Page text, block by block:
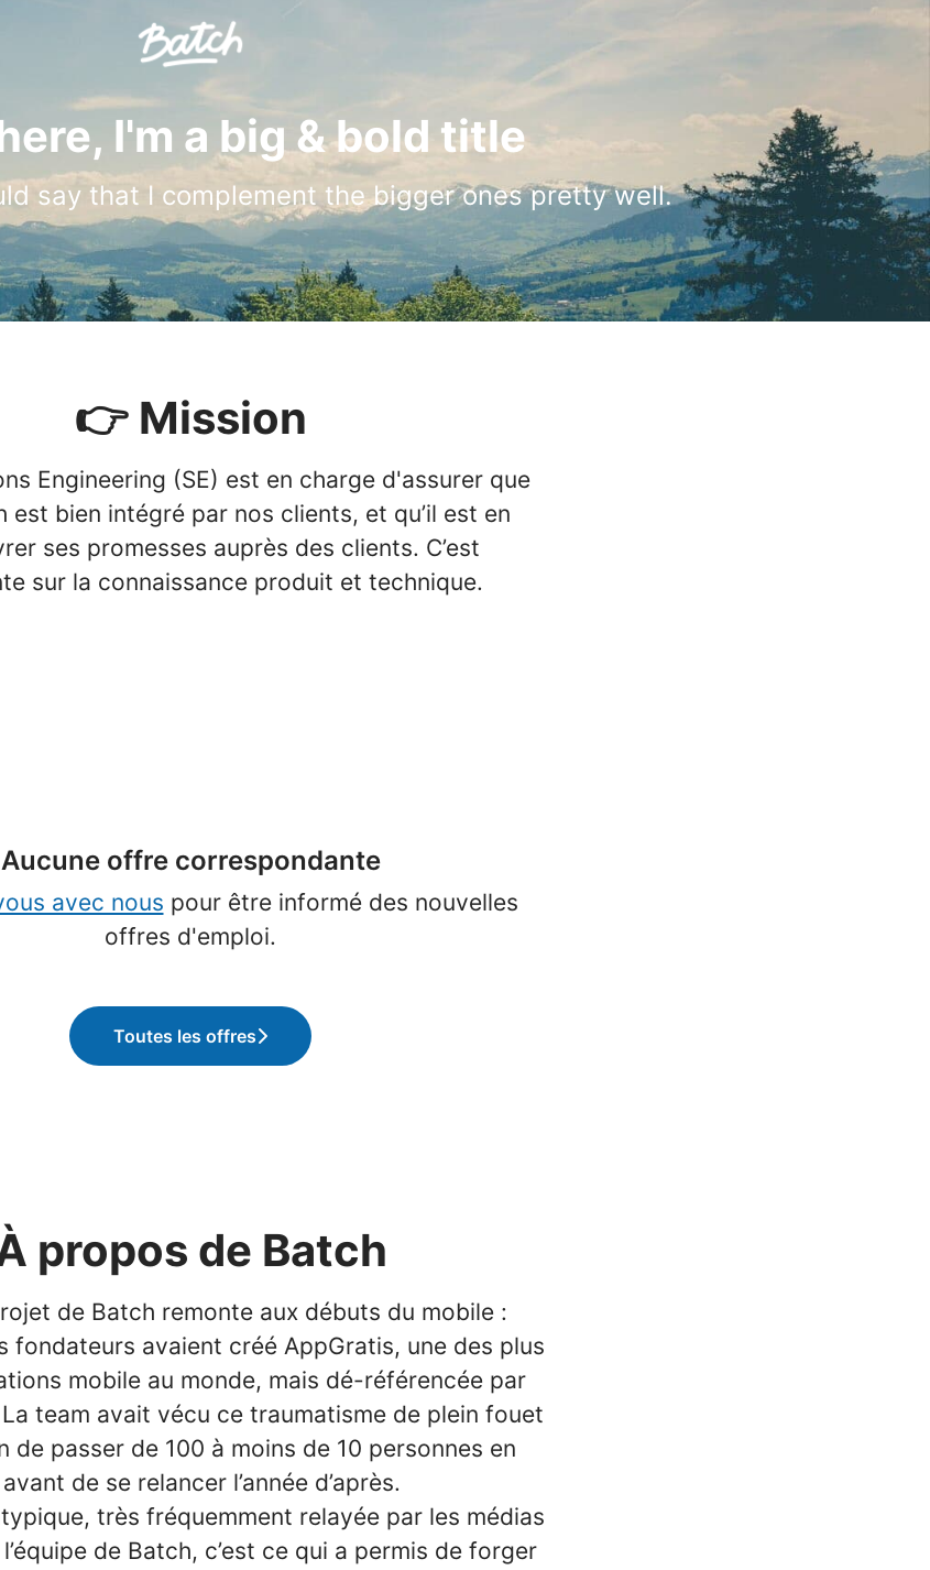
I'm a big & bold title
say that I complement the bigger ones pretty well.
👉 Mission
Engineering (SE) est en charge d'assurer que
est bien intégré par nos clients, et qu’il est en
ses promesses auprès des clients. C’est
sur la connaissance produit et technique.
Aucune offre correspondante
avec nous pour être informé des nouvelles
offres d'emploi.
Toutes les offres
propos de Batch
de Batch remonte aux débuts du mobile :
fondateurs avaient créé AppGratis, une des plus
mobile au monde, mais dé-référencée par
team avait vécu ce traumatisme de plein fouet
de passer de 100 à moins de 10 personnes en
de se relancer l’année d’après.
très fréquemment relayée par les médias
de Batch, c’est ce qui a permis de forger